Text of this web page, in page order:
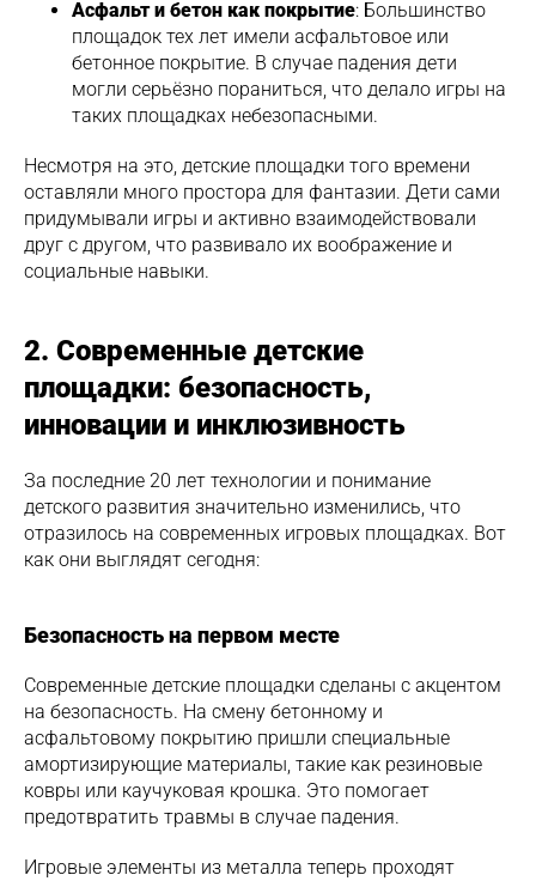
Асфальт и бетон как покрытие: Большинство
площадок тех лет имели асфальтовое или
бетонное покрытие. В случае падения дети
могли серьёзно пораниться, что делало игры на
таких площадках небезопасными.
Несмотря на это, детские площадки того времени
оставляли много простора для фантазии. Дети сами
придумывали игры и активно взаимодействовали
друг с другом, что развивало их воображение и
социальные навыки.
2. Современные детские
площадки: безопасность,
инновации и инклюзивность
За последние 20 лет технологии и понимание
детского развития значительно изменились, что
отразилось на современных игровых площадках. Вот
как они выглядят сегодня:
Безопасность на первом месте
Современные детские площадки сделаны с акцентом
на безопасность. На смену бетонному и
асфальтовому покрытию пришли специальные
амортизирующие материалы, такие как резиновые
ковры или каучуковая крошка. Это помогает
предотвратить травмы в случае падения.
Игровые элементы из металла теперь проходят